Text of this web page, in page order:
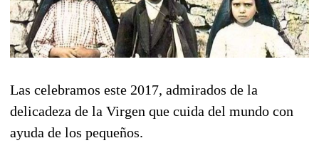
Las celebramos este 2017, admirados de la
delicadeza de la Virgen que cuida del mundo con
ayuda de los pequeños.